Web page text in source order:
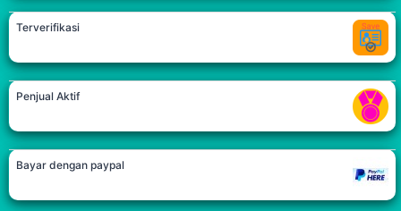
Terverifikasi
Penjual Aktif
Bayar dengan paypal